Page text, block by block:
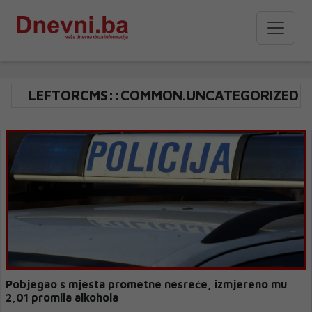
LEFTORCMS::COMMON.UNCATEGORIZED
Pobjegao s mjesta prometne nesreće, izmjereno mu
2,01 promila alkohola